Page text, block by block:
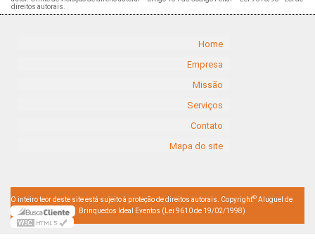
direitos autorais.
Home
Empresa
Missão
Serviços
Contato
Mapa do site
O inteiro teor deste site está sujeito à proteção de direitos autorais. Copyright© Aluguel de
Brinquedos Ideal Eventos (Lei 9610 de 19/02/1998)